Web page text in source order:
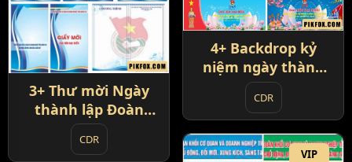
3+ Thư mời Ngày
thành lập Đoàn
TNCS HCM 26-3
CDR
4+ Backdrop kỷ
niệm ngày thành
lập đoàn 26-3
CDR
VIP